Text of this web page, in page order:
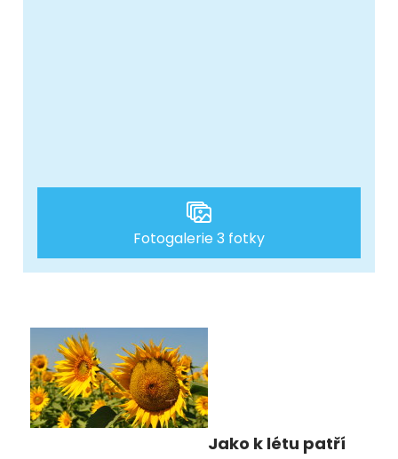
Fotogalerie 3 fotky
Jako k létu patří